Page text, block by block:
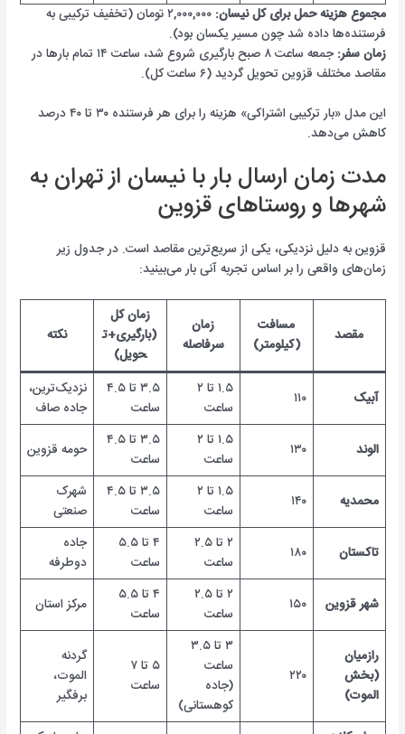
مجموع هزینه حمل برای کل نیسان:
۲,۰۰۰,۰۰۰ تومان (تخفیف ترکیبی به
فرستنده‌ها داده شد چون مسیر یکسان بود).
زمان سفر:
جمعه ساعت ۸ صبح بارگیری شروع شد، ساعت ۱۴ تمام بارها در
مقاصد مختلف قزوین تحویل گردید (۶ ساعت کل).
این مدل «بار ترکیبی اشتراکی» هزینه را برای هر فرستنده ۳۰ تا ۴۰ درصد
کاهش می‌دهد.
مدت زمان ارسال بار با نیسان از تهران به
شهرها و روستاهای قزوین
قزوین به دلیل نزدیکی، یکی از سریع‌ترین مقاصد است. در جدول زیر
زمان‌های واقعی را بر اساس تجربه آنی بار می‌بینید:
مقصد
مسافت
(کیلومتر)
زمان
سرفاصله
زمان کل
(بارگیری+ت
حویل)
نکته
آبیک ۱۱۰
۱.۵ تا ۲
ساعت
۳.۵ تا ۴.۵
ساعت
نزدیک‌ترین،
جاده صاف
الوند ۱۳۰
۱.۵ تا ۲
ساعت
۳.۵ تا ۴.۵
ساعت
حومه قزوین
محمدیه ۱۴۰
۱.۵ تا ۲
ساعت
۳.۵ تا ۴.۵
ساعت
شهرک
صنعتی
تاکستان ۱۸۰
۲ تا ۲.۵
ساعت
۴ تا ۵.۵
ساعت
جاده
دوطرفه
شهر قزوین ۱۵۰
۲ تا ۲.۵
ساعت
۴ تا ۵.۵
ساعت
مرکز استان
رازمیان
(بخش
الموت)
۲۲۰
۳ تا ۳.۵
ساعت
(جاده
کوهستانی)
۵ تا ۷
ساعت
گردنه
الموت،
برفگیر